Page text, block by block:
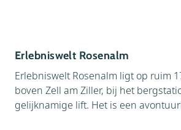
Erlebniswelt Rosenalm
Erlebniswelt Rosenalm ligt op ruim
boven Zell am Ziller, bij het
gelijknamige lift. Het is een